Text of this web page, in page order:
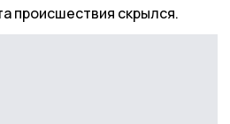
происшествия скрылся.